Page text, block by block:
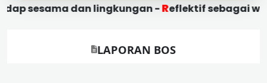
dan lingkungan -Reflektif sebagai warga -J
LAPORAN BOS